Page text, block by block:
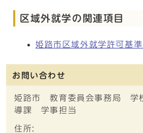
区域外就学の関連項目
姫路市区域外就学許可基
お問い合わせ
姫路市 教育委員会事務局 学
導課 学事担当
住所: